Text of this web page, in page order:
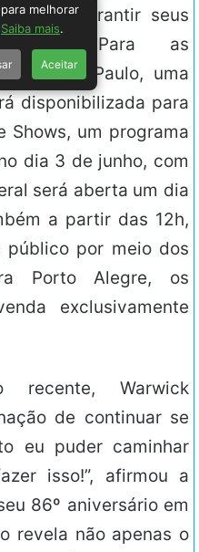
garantir seus
Para as
em São Paulo, uma
disponibilizada para
Shows, um programa
dia 3 de junho, com
será aberta um dia
a partir das 12h,
por meio dos
Porto Alegre, os
exclusivamente
recente, Warwick
de continuar se
eu puder caminhar
isso!”, afirmou a
86º aniversário em
revela não apenas o
melhorar
Saiba mais.
Aceitar